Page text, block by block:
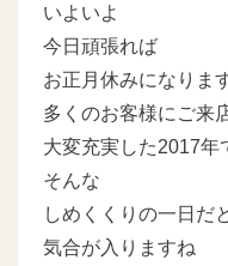
いよいよ
今日頑張れば
お正月休みになりま
多くのお客様にご来
大変充実した2017年
そんな
しめくくりの一日だ
気合が入りますね